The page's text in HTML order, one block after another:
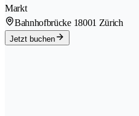
Markt
Bahnhofbrücke 18001 Zürich
Jetzt buchen